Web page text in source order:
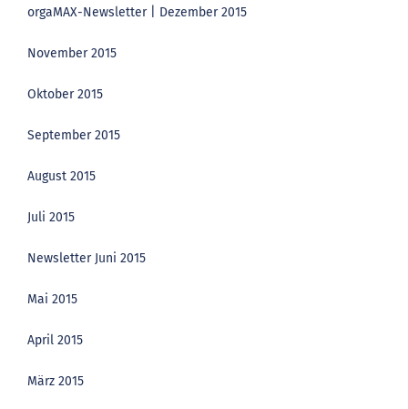
orgaMAX-Newsletter | Dezember 2015
November 2015
Oktober 2015
September 2015
August 2015
Juli 2015
Newsletter Juni 2015
Mai 2015
April 2015
März 2015